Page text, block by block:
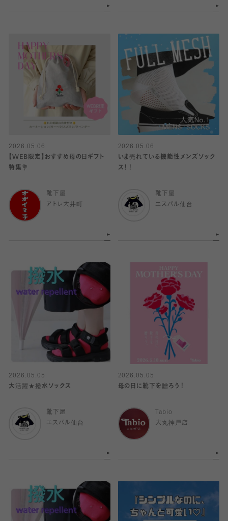
2026.05.06
【WEB限定】おすすめ母の日ギフト
特集💐
靴下屋
アトレ大井町
2026.05.06
いま売れている機能性メンズソック
ス！！
靴下屋
エスパル仙台
2026.05.05
大活躍★撥水ソックス
靴下屋
エスパル仙台
2026.05.05
母の日に靴下を贈ろう！
Tabio
大丸神戸店